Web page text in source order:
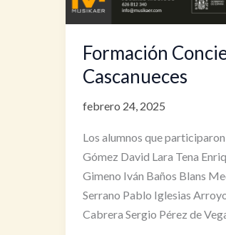
Formación
Cascanueces
febrero 24, 2025
Los alumnos que
Gómez David Lara Tena
Gimeno Iván Baños Blans
Serrano Pablo Iglesias
Cabrera Sergio Pérez de